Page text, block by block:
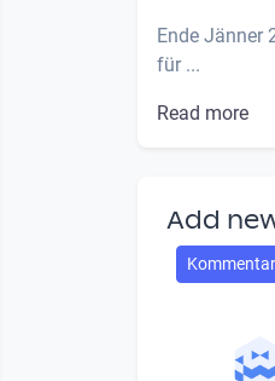
Ende Jänner
für ...
Read more
Add